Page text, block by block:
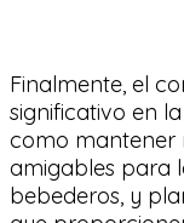
Finalmente, el
significativo en
como mantener
amigables para
bebederos, y